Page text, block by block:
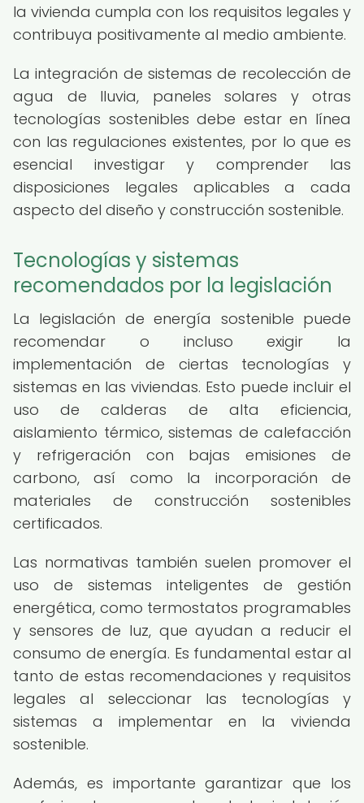
la vivienda cumpla con los requisitos legales y
contribuya positivamente al medio ambiente.
La integración de sistemas de recolección de
agua de lluvia, paneles solares y otras
tecnologías sostenibles debe estar en línea
con las regulaciones existentes, por lo que es
esencial investigar y comprender las
disposiciones legales aplicables a cada
aspecto del diseño y construcción sostenible.
Tecnologías y sistemas
recomendados por la legislación
La legislación de energía sostenible puede
recomendar o incluso exigir la
implementación de ciertas tecnologías y
sistemas en las viviendas. Esto puede incluir el
uso de calderas de alta eficiencia,
aislamiento térmico, sistemas de calefacción
y refrigeración con bajas emisiones de
carbono, así como la incorporación de
materiales de construcción sostenibles
certificados.
Las normativas también suelen promover el
uso de sistemas inteligentes de gestión
energética, como termostatos programables
y sensores de luz, que ayudan a reducir el
consumo de energía. Es fundamental estar al
tanto de estas recomendaciones y requisitos
legales al seleccionar las tecnologías y
sistemas a implementar en la vivienda
sostenible.
Además, es importante garantizar que los